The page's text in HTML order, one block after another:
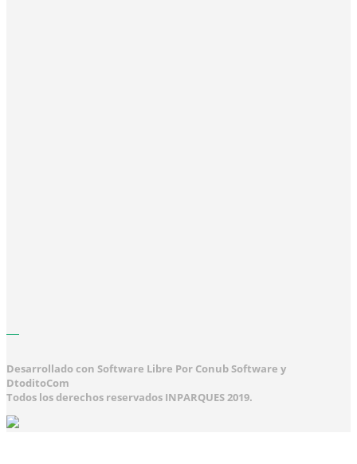
Desarrollado con Software Libre Por Conub Software y
DtoditoCom
Todos los derechos reservados INPARQUES 2019.